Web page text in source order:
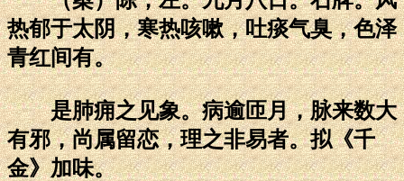
热郁于太阴，寒热咳嗽，吐痰气臭，色泽
青红间有。
是肺痈之见象。病逾匝月，脉来数大
有邪，尚属留恋，理之非易者。拟《千
金》加味。